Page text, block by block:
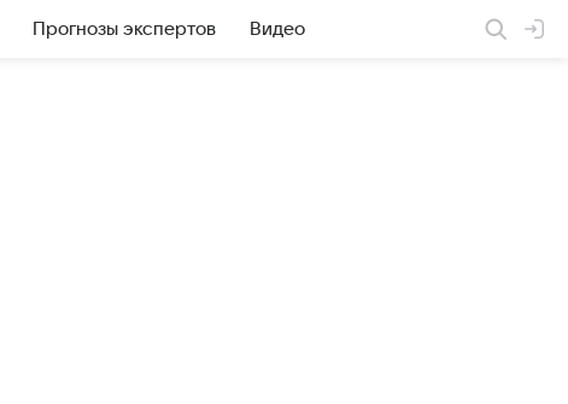
Прогнозы экспертов Видео